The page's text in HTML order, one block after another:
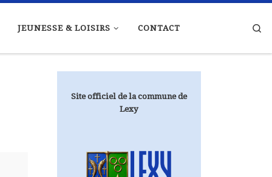
JEUNESSE & LOISIRS CONTACT
Site officiel de la commune de
Lexy